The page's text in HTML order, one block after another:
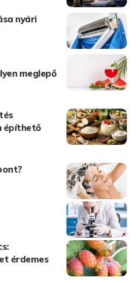
nyári
meglepő
építhető
érdemes